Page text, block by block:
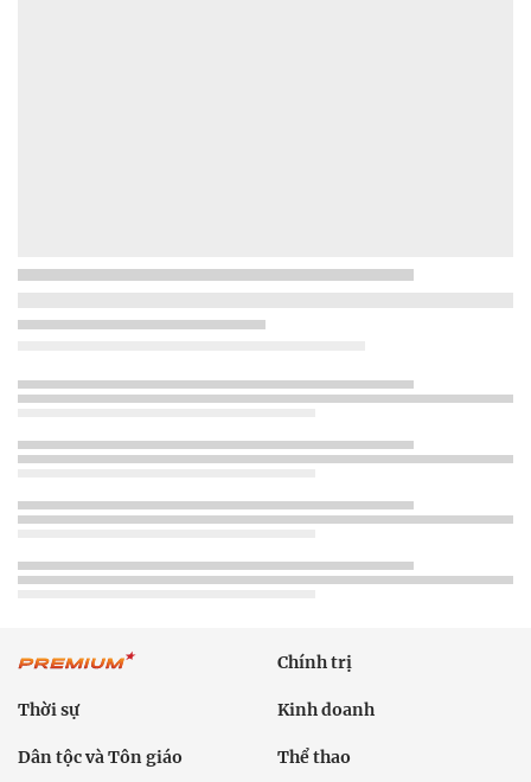
Chính trị
Thời sự Kinh doanh
Dân tộc và Tôn giáo Thể thao